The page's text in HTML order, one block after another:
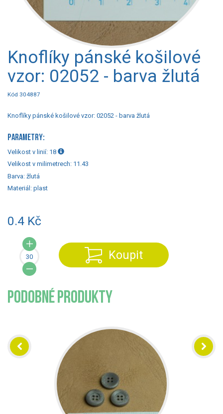
Knoflíky pánské košilové
vzor: 02052 - barva žlutá
Kód 304887
Knoflíky pánské košilové vzor: 02052 - barva žlutá
PARAMETRY:
Velikost v linií: 18
Velikost v milimetrech: 11.43
Barva: žlutá
Materiál: plast
0.4 Kč
Koupit
PODOBNÉ PRODUKTY